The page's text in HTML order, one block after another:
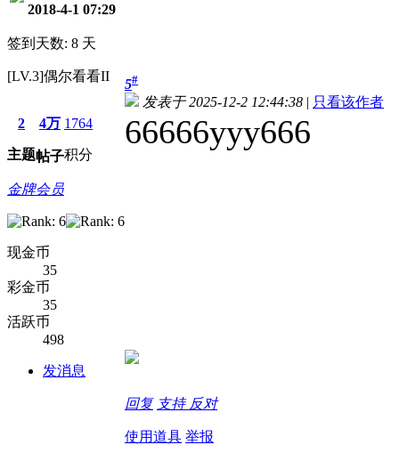
2018-4-1 07:29
签到天数: 8 天
[LV.3]偶尔看看II
2
主题
4万
帖子
1764
积分
金牌会员
现金币
35
彩金币
35
活跃币
498
发消息
5#
发表于 2025-12-2 12:44:38 | 只看该作者
66666yyy666
回复 支持 反对
使用道具 举报